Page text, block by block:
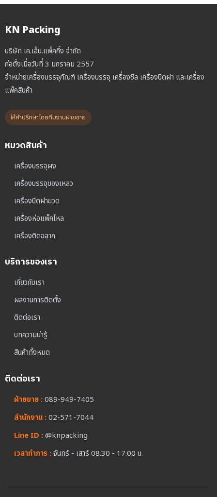
KN Packing
บริษัท เค.เอ็น.แพ็คกิ้ง จำกัด
ก่อตั้งเมื่อวันที่ 3 มกราคม 2557
จำหน่ายเครื่องบรรจุภัณฑ์ เครื่องบรรจุ เครื่องซีล เครื่องปิดฝา และเครื่อง
แพ็คสินค้า
ให้คำปรึกษาโดยทีมงานฝ่ายขาย
หมวดสินค้า
เครื่องบรรจุผง
เครื่องบรรจุของเหลว
เครื่องปิดฝาขวด
เครื่องห่อแพ็คโหล
เครื่องติดฉลาก
บริการของเรา
เกี่ยวกับเรา
ผลงานการติดตั้ง
ติดต่อเรา
บทความน่ารู้
สินค้าทั้งหมด
ติดต่อเรา
ฝ่ายขาย :089-949-7405
สำนักงาน :02-571-7044
Line ID :@knpacking
เวลาทำการ :จันทร์ - เสาร์ 08.30 - 17.00 น.